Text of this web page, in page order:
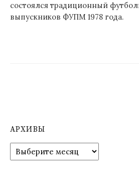
состоялся традиционный
выпускников ФУПМ 1978 года.
АРХИВЫ
р